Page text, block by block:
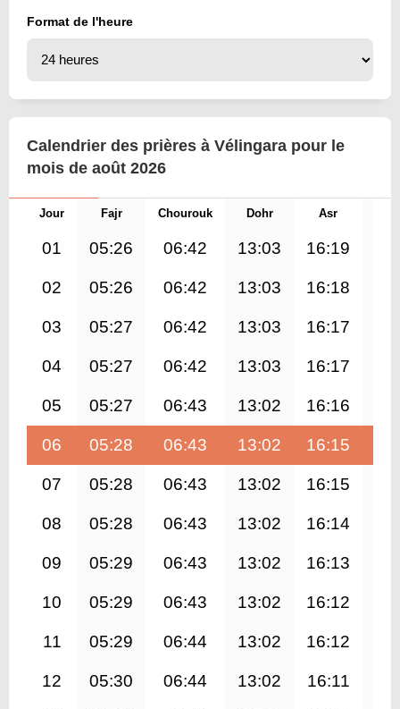
Format de l'heure
Calendrier des prières à Vélingara pour le
mois de août 2026
Jour Fajr Chourouk Dohr Asr
01 05:26 06:42 13:03 16:19
02 05:26 06:42 13:03 16:18
03 05:27 06:42 13:03 16:17
04 05:27 06:42 13:03 16:17
05 05:27 06:43 13:02 16:16
06 05:28 06:43 13:02 16:15
07 05:28 06:43 13:02 16:15
08 05:28 06:43 13:02 16:14
09 05:29 06:43 13:02 16:13
10 05:29 06:43 13:02 16:12
11 05:29 06:44 13:02 16:12
12 05:30 06:44 13:02 16:11